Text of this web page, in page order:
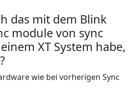
das mit dem Blink
module von sync
XT System habe,
wie bei vorherigen Sync